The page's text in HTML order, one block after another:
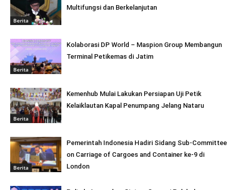
Berita
Multifungsi dan Berkelanjutan
Berita
Kolaborasi DP World – Maspion Group Membangun
Terminal Petikemas di Jatim
Berita
Kemenhub Mulai Lakukan Persiapan Uji Petik
Kelaiklautan Kapal Penumpang Jelang Nataru
Berita
Pemerintah Indonesia Hadiri Sidang Sub-Committee
on Carriage of Cargoes and Container ke-9 di
London